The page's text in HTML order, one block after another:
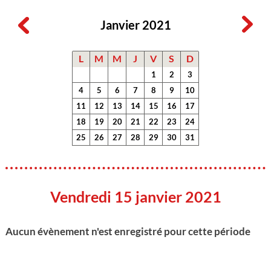
Janvier 2021
L M M J V S D
1 2
3
4
5 6 7 8 9
10
11
12 13 14 15 16
17
18
19 20 21 22 23
24
25
26 27 28 29 30 31
Vendredi 15 janvier 2021
Aucun évènement n'est enregistré pour cette période